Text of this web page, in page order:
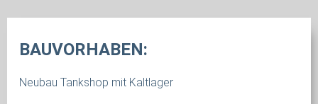
BAUVORHABEN:
Neubau Tankshop mit Kaltlager